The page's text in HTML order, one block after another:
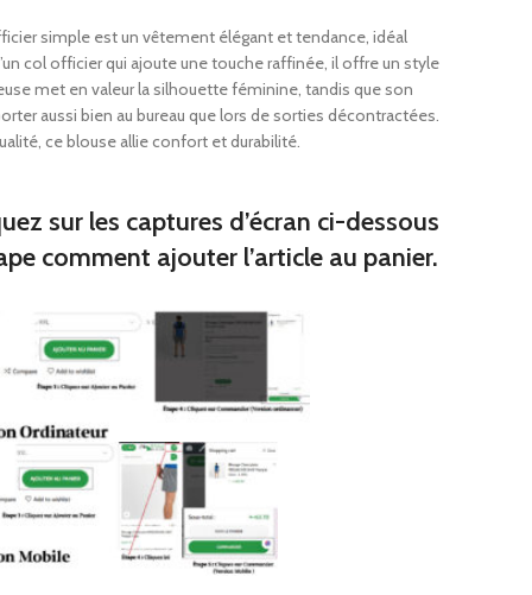
de broc
junior
simple est un vêtement élégant et tendance, idéal
col officier qui ajoute une touche raffinée, il offre un style
met en valeur la silhouette féminine, tandis que son
aussi bien au bureau que lors de sorties décontractées.
ce blouse allie confort et durabilité.
sur les captures d’écran ci-dessous
comment ajouter l’article au panier.